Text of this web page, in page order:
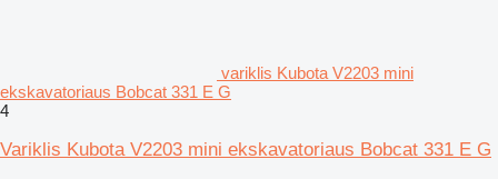
variklis Kubota V2203 mini
ekskavatoriaus Bobcat 331 E G
4
Variklis Kubota V2203 mini ekskavatoriaus Bobcat 331 E G